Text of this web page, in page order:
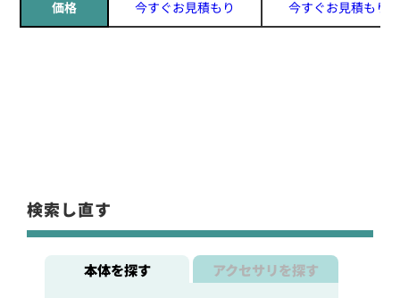
価格 今すぐお見積もり 今すぐお見積もり
検索し直す
本体を探す アクセサリを探す